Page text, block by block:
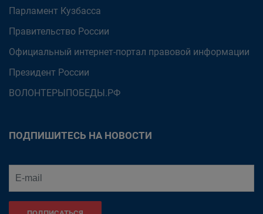
Парламент Кузбасса
Правительство России
Официальный интернет-портал правовой информации
Президент России
ВОЛОНТЕРЫПОБЕДЫ.РФ
ПОДПИШИТЕСЬ НА НОВОСТИ